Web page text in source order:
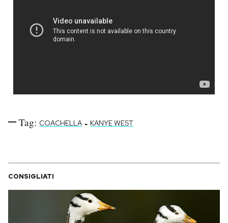
Tag: COACHELLA - KANYE WEST
CONSIGLIATI